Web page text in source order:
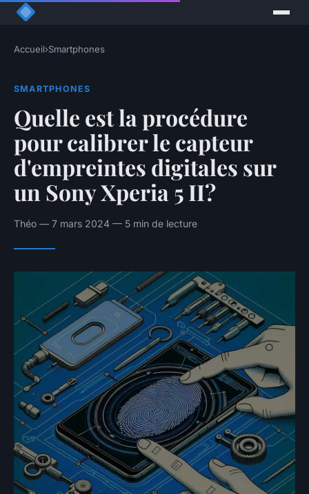
Accueil›Smartphones
SMARTPHONES
Quelle est la procédure
pour calibrer le capteur
d'empreintes digitales sur
un Sony Xperia 5 II?
Théo — 7 mars 2024 — 5 min de lecture